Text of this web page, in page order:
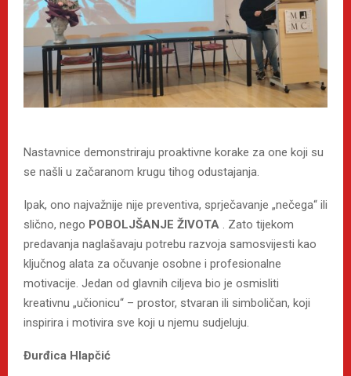
Nastavnice demonstriraju proaktivne korake za one koji su
se našli u začaranom krugu tihog odustajanja.
Ipak, ono najvažnije nije preventiva, sprječavanje „nečega“ ili
slično, nego POBOLJŠANJE ŽIVOTA . Zato tijekom
predavanja naglašavaju potrebu razvoja samosvijesti kao
ključnog alata za očuvanje osobne i profesionalne
motivacije. Jedan od glavnih ciljeva bio je osmisliti
kreativnu „učionicu“ – prostor, stvaran ili simboličan, koji
inspirira i motivira sve koji u njemu sudjeluju.
Đurđica Hlapčić